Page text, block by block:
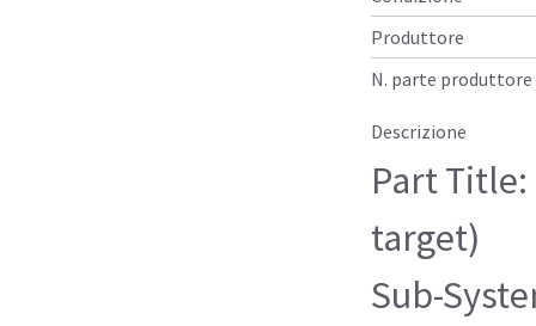
Produttore
N. parte produttore
Descrizione
Part
target)
Sub-